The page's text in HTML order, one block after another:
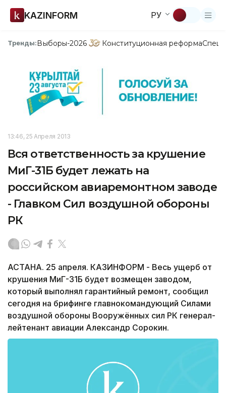
KAZINFORM РУ
Тренды:Выборы-2026 Конституционная реформа
13:46, 25 Апреля 2013
Вся ответственность за крушение
МиГ-31Б будет лежать на
российском авиаремонтном заводе
- Главком Сил воздушной обороны
РК
АСТАНА. 25 апреля. КАЗИНФОРМ - Весь ущерб от
крушения МиГ-31Б будет возмещен заводом,
который выполнял гарантийный ремонт, сообщил
сегодня на брифинге главнокомандующий Силами
воздушной обороны Вооружённых сил РК генерал-
лейтенант авиации Александр Сорокин.